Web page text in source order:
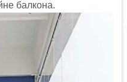
балкона.